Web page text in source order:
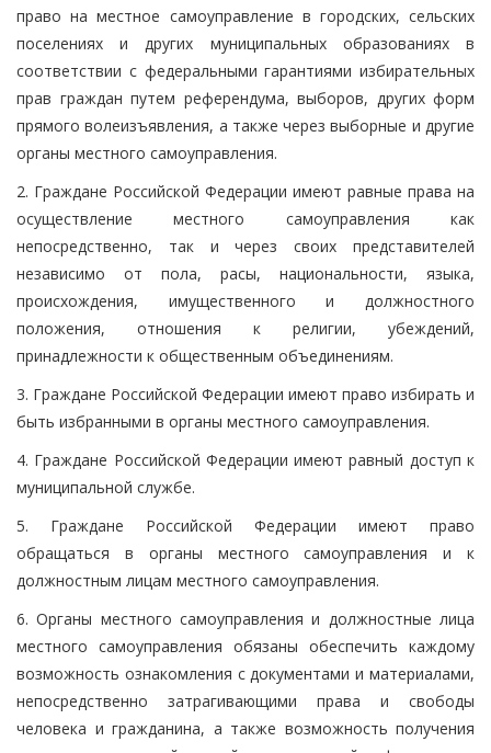
право на местное самоуправление в городских, сельских
поселениях и других муниципальных образованиях в
соответствии с федеральными гарантиями избирательных
прав граждан путем референдума, выборов, других форм
прямого волеизъявления, а также через выборные и другие
органы местного самоуправления.
2. Граждане Российской Федерации имеют равные права на
осуществление местного самоуправления как
непосредственно, так и через своих представителей
независимо от пола, расы, национальности, языка,
происхождения, имущественного и должностного
положения, отношения к религии, убеждений,
принадлежности к общественным объединениям.
3. Граждане Российской Федерации имеют право избирать и
быть избранными в органы местного самоуправления.
4. Граждане Российской Федерации имеют равный доступ к
муниципальной службе.
5. Граждане Российской Федерации имеют право
обращаться в органы местного самоуправления и к
должностным лицам местного самоуправления.
6. Органы местного самоуправления и должностные лица
местного самоуправления обязаны обеспечить каждому
возможность ознакомления с документами и материалами,
непосредственно затрагивающими права и свободы
человека и гражданина, а также возможность получения